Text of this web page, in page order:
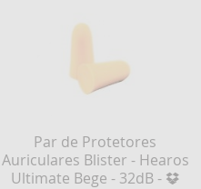
Par de Protetores
Auriculares Blister - Hearos
Ultimate Bege - 32dB -